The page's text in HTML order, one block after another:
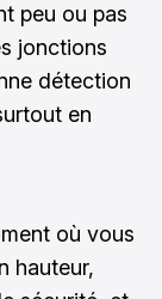
peu ou pas
jonctions
détection
en
où vous
hauteur,